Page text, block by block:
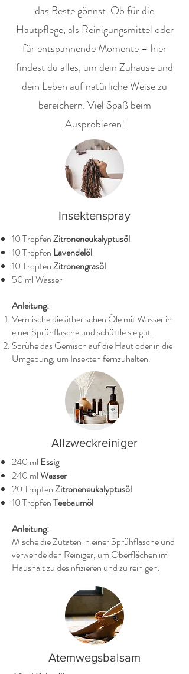
das Beste gönnst. Ob für die
Hautpflege, als Reinigungsmittel oder
für entspannende Momente – hier
findest du alles, um dein Zuhause und
dein Leben auf natürliche Weise zu
bereichern. Viel Spaß beim
Ausprobieren!
Insektenspray
10 TropfenZitroneneukalyptusöl
10 Tropfen Lavendelöl
10 TropfenZitronengrasöl
50 ml Wasser
Anleitung:
Vermische die ätherischen Öle mit Wasser in
einer Sprühflasche und schüttle sie gut.
Sprühe das Gemisch auf die Haut oder in die
Umgebung, um Insekten fernzuhalten.
Allzweckreiniger
240 ml Essig
240 mlWasser
20 TropfenZitroneneukalyptusöl
10 TropfenTeebaumöl
Anleitung:
Mische die Zutaten in einer Sprühflasche und
verwende den Reiniger, um Oberflächen im
Haushalt zu desinfizieren und zu reinigen.
Atemwegsbalsam